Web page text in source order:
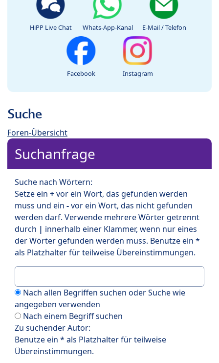
HiPP Live Chat Whats-App-Kanal E-Mail / Telefon
Facebook Instagram
Suche
Foren-Übersicht
Suchanfrage
Suche nach Wörtern:
Setze ein +vor ein Wort, das gefunden werden
muss und ein -vor ein Wort, das nicht gefunden
werden darf. Verwende mehrere Wörter getrennt
durch | innerhalb einer Klammer, wenn nur eines
der Wörter gefunden werden muss. Benutze ein *
als Platzhalter für teilweise Übereinstimmungen.
Nach allen Begriffen suchen oder Suche wie
angegeben verwenden
Nach einem Begriff suchen
Zu suchender Autor:
Benutze ein * als Platzhalter für teilweise
Übereinstimmungen.